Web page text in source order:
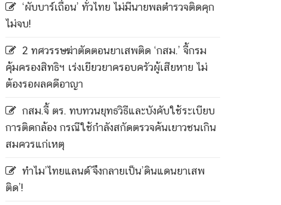
‘ผับบาร์เถื่อน’ ทั่วไทย ไม่มีนายพลตำรวจติดคุก
ไม่จบ!
2 ทศวรรษฆ่าตัดตอนยาเสพติด ‘กสม.’ จี้กรม
คุ้มครองสิทธิฯ เร่งเยียวยาครอบครัวผู้เสียหาย ไม่
ต้องรอผลคดีอาญา
กสม.จี้ ตร. ทบทวนยุทธวิธีและบังคับใช้ระเบียบ
การติดกล้อง กรณีใช้กำลังสกัดตรวจค้นเยาวชนเกิน
สมควรแก่เหตุ
ทำไม’ไทยแลนด์’จึงกลายเป็น’ดินแดนยาเสพ
ติด’!